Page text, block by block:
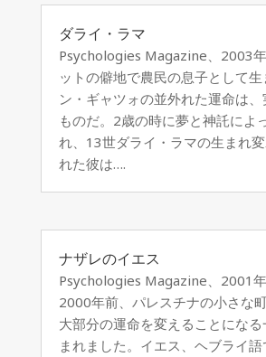
ダライ・ラマ
Psychologies Magazine、2003
ットの僻地で農民の息子として
ン・ギャツォの並外れた運命は、
ものだ。2歳の時に夢と神託によ
れ、13世ダライ・ラマの生まれ
れた彼は….
ナザレのイエス
Psychologies Magazine、2001年
2000年前、パレスチナの小さな
大部分の運命を変えることにな
まれました。イエス、ヘブライ